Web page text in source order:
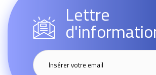
Lettre